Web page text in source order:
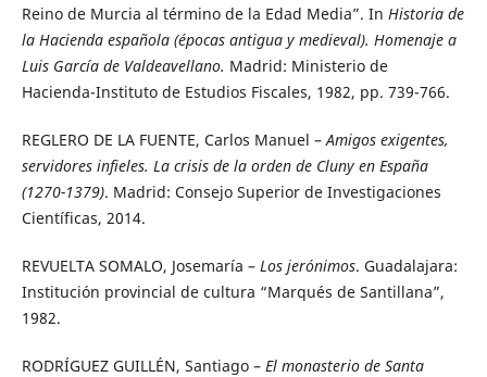
Reino de Murcia al término de la Edad Media”. In Historia de
la Hacienda española (épocas antigua y medieval). Homenaje a
Luis García de Valdeavellano. Madrid: Ministerio de
Hacienda-Instituto de Estudios Fiscales, 1982, pp. 739-766.
REGLERO DE LA FUENTE, Carlos Manuel – Amigos exigentes,
servidores infieles. La crisis de la orden de Cluny en España
(1270-1379). Madrid: Consejo Superior de Investigaciones
Científicas, 2014.
REVUELTA SOMALO, Josemaría – Los jerónimos. Guadalajara:
Institución provincial de cultura “Marqués de Santillana”,
1982.
RODRÍGUEZ GUILLÉN, Santiago – El monasterio de Santa